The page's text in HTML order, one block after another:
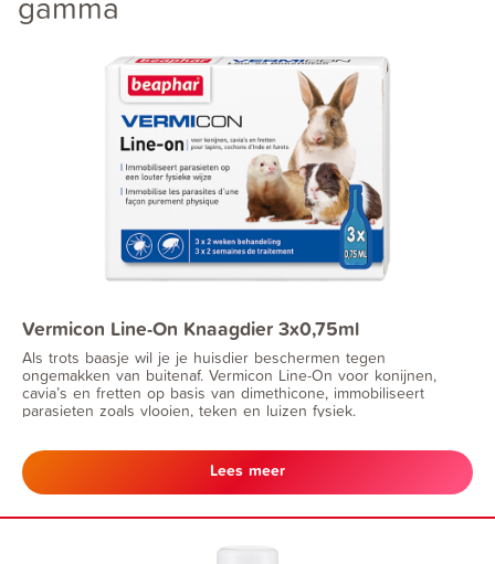
Vermicon Line-On Knaagdier 3x0,75ml
Als trots baasje wil je je huisdier beschermen tegen
ongemakken van buitenaf. Vermicon Line-On voor konijnen,
cavia’s en fretten op basis van dimethicone, immobiliseert
parasieten zoals vlooien, teken en luizen fysiek.
Lees meer